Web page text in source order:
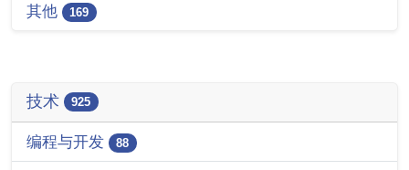
其他 169
技术 925
编程与开发 88